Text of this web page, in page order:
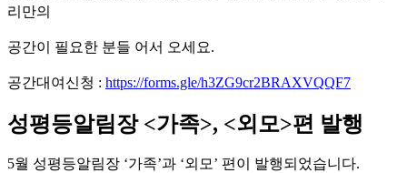
리만의
공간이 필요한 분들 어서 오세요.
공간대여신청 : https://forms.gle/h3ZG9cr2BRAXVQQF7
성평등알림장 <가족>, <외모>편 발행
5월 성평등알림장 ‘가족’과 ‘외모’ 편이 발행되었습니다.